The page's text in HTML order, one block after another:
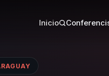
Inicio